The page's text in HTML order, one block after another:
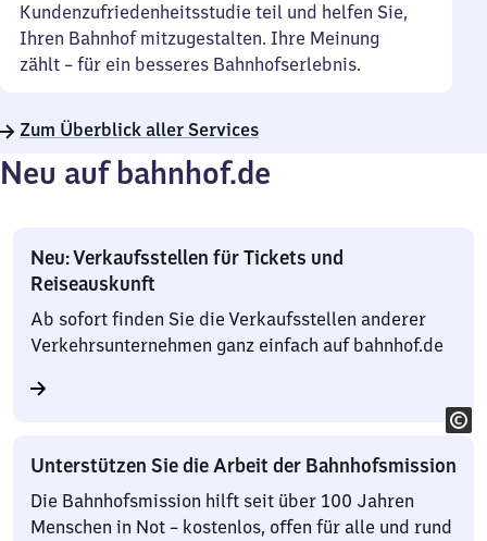
Kundenzufriedenheitsstudie teil und helfen Sie,
Ihren Bahnhof mitzugestalten. Ihre Meinung
zählt – für ein besseres Bahnhofserlebnis.
Zum Überblick aller Services
Neu auf bahnhof.de
Neu: Verkaufsstellen für Tickets und
Reiseauskunft
Ab sofort finden Sie die Verkaufsstellen anderer
Verkehrsunternehmen ganz einfach auf bahnhof.de
Unterstützen Sie die Arbeit der Bahnhofsmission
Die Bahnhofsmission hilft seit über 100 Jahren
Menschen in Not – kostenlos, offen für alle und rund